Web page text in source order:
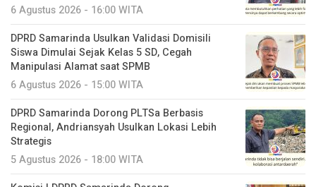
6 Agustus 2026 - 16:00 WITA
DPRD Samarinda Usulkan Validasi Domisili
Siswa Dimulai Sejak Kelas 5 SD, Cegah
Manipulasi Alamat saat SPMB
6 Agustus 2026 - 15:00 WITA
DPRD Samarinda Dorong PLTSa Berbasis
Regional, Andriansyah Usulkan Lokasi Lebih
Strategis
5 Agustus 2026 - 18:00 WITA